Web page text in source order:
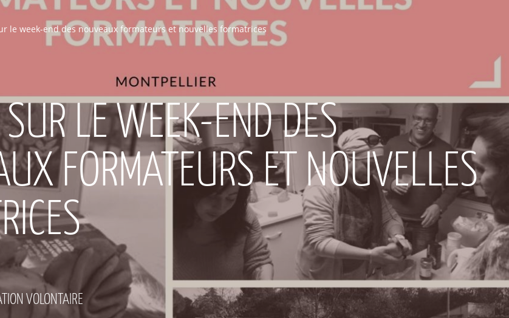
le week-end des nouveaux formateurs et nouvelles formatrices
SUR LE WEEK-END DES
FORMATEURS ET NOUVELLES
VOLONTAIRE